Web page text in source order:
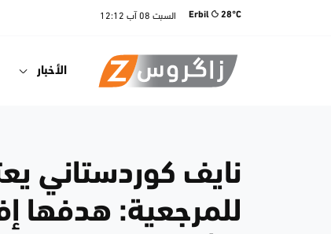
Erbil 28°C السبت 08 آب 12:12
الأخبار
نايف كوردستاني
للمرجعية: هدفها